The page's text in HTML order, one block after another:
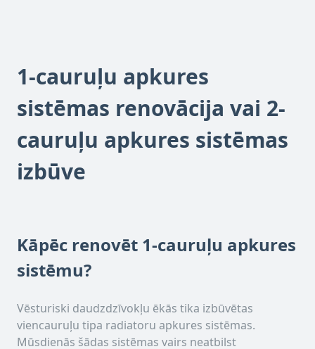
1-cauruļu apkures
sistēmas renovācija vai 2-
cauruļu apkures sistēmas
izbūve
Kāpēc renovēt 1-cauruļu apkures
sistēmu?
Vēsturiski daudzdzīvokļu ēkās tika izbūvētas
viencauruļu tipa radiatoru apkures sistēmas.
Mūsdienās šādas sistēmas vairs neatbilst